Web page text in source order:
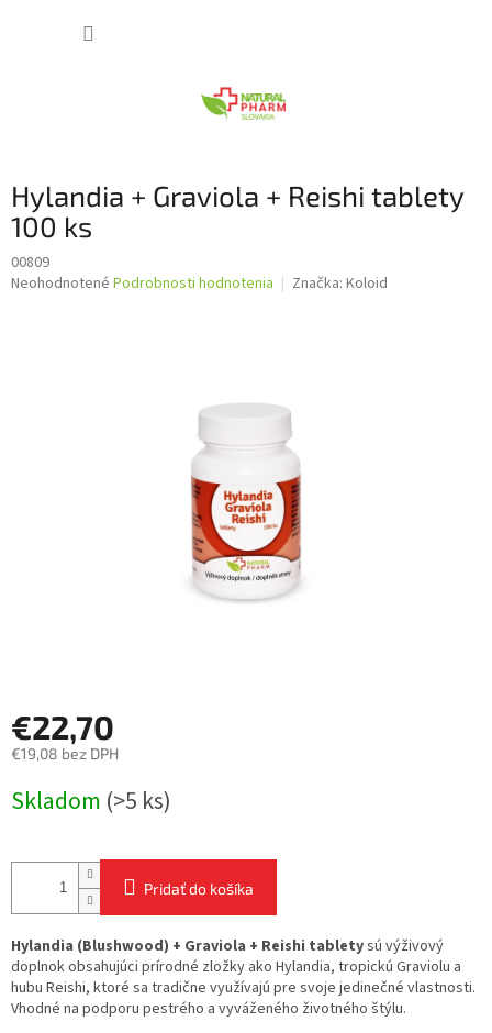
Hylandia + Graviola + Reishi tablety
100 ks
00809
Priemerné
Neohodnotené Podrobnosti hodnotenia Značka: Koloid
€22,70
€19,08 bez DPH
cena:
Skladom (>5 ks)
Pridať do košíka
Hylandia (Blushwood) + Graviola + Reishi tabletysú výživový
doplnok obsahujúci prírodné zložky ako Hylandia, tropickú Graviolu a
hubu Reishi, ktoré sa tradične využívajú pre svoje jedinečné vlastnosti.
Vhodné na podporu pestrého a vyváženého životného štýlu.